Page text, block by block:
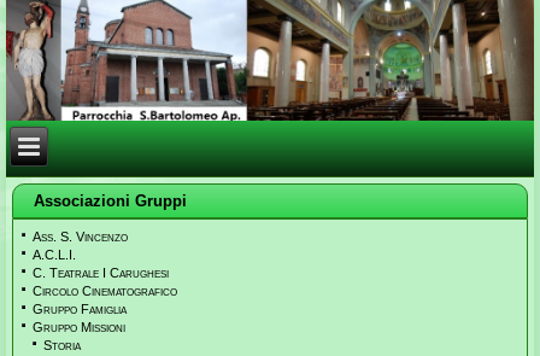
Associazioni Gruppi
Ass. S. Vincenzo
A.C.L.I.
C. Teatrale I Carughesi
Circolo Cinematografico
Gruppo Famiglia
Gruppo Missioni
Storia